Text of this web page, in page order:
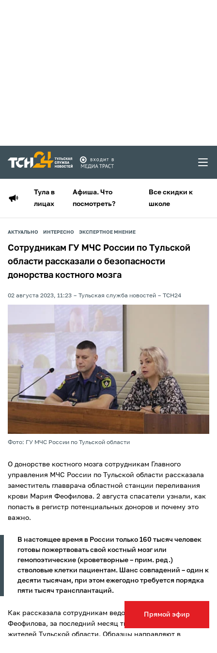
Тула в
лицах
Афиша. Что
посмотреть?
Все скидки к
школе
Прямой эфир
АКТУАЛЬНО ИНТЕРЕСНО ЭКСПЕРТНОЕ МНЕНИЕ
Сотрудникам ГУ МЧС России по Тульской
области рассказали о безопасности
донорства костного мозга
02 августа 2023, 11:23 Тульская служба новостей ТСН24
Фото: ГУ МЧС России по Тульской области
О донорстве костного мозга сотрудникам Главного
управления МЧС России по Тульской области рассказала
заместитель главврача областной станции переливания
крови Мария Феофилова. 2 августа спасатели узнали, как
попасть в регистр потенциальных доноров и почему это
важно.
В настоящее время в России только 160 тысяч человек
готовы пожертвовать свой костный мозг или
гемопоэтические (кроветворные – прим. ред.)
стволовые клетки пациентам. Шанс совпадений – один к
десяти тысячам, при этом ежегодно требуется порядка
пяти тысяч трансплантаций.
Как рассказала сотрудникам ведомства Мария
Феофилова, за последний месяц типирование прошли 60
жителей Тульской области. Образцы направляют в